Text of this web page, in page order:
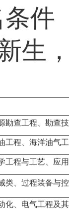
件
生
勘查工程、勘查
工程、海洋油气
工程与工艺、应
类、过程装备与
化、电气工程及